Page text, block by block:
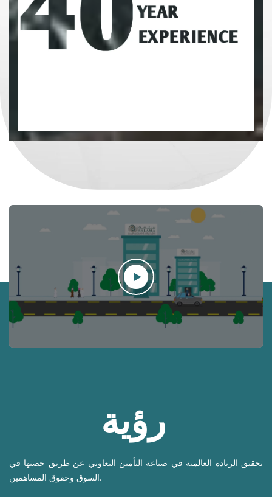
رؤية
تحقيق الريادة العالمية في صناعة التأمين التعاوني عن طريق حصتها في
السوق وحقوق المساهمين.